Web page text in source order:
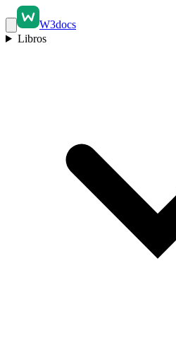
W3docs
Libros